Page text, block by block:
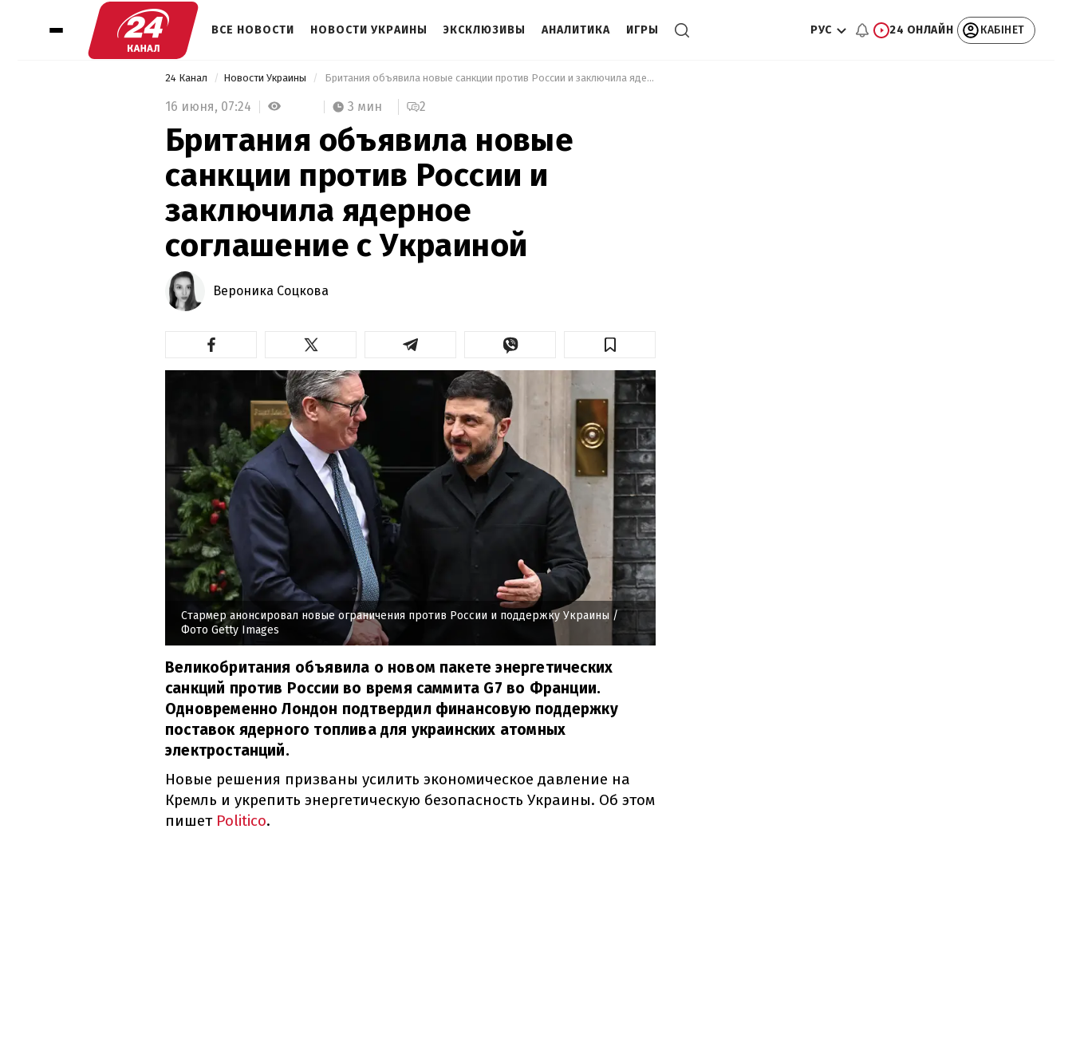
ВСЕ НОВОСТИ НОВОСТИ УКРАИНЫ ЭКСКЛЮЗИВЫ АНАЛИТИКА ИГРЫ РУС 24 ОНЛАЙН КАБІНЕТ
24 Канал Новости Украины Британия объявила новые санкции против России и заключила ядерное соглашение с Украиной
16 июня, 07:24 3 мин 2
Британия объявила новые
санкции против России и
заключила ядерное
соглашение с Украиной
Вероника Соцкова
Стармер анонсировал новые ограничения против России и поддержку Украины /
Фото Getty Images
Великобритания объявила о новом пакете энергетических
санкций против России во время саммита G7 во Франции.
Одновременно Лондон подтвердил финансовую поддержку
поставок ядерного топлива для украинских атомных
электростанций.
Новые решения призваны усилить экономическое давление на
Кремль и укрепить энергетическую безопасность Украины. Об этом
пишет Politico.